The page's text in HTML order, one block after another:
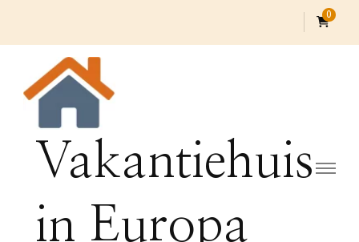
0
Vakantiehuis
in Europa